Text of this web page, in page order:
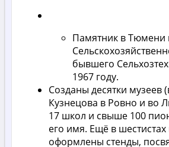
Памятник в Тюмени
бывшего
1967 году.
Созданы десятки музеев
Кузнецова в Ровно и во
17 школ и свыше 100
его имя. Ещё в
оформлены стенды,